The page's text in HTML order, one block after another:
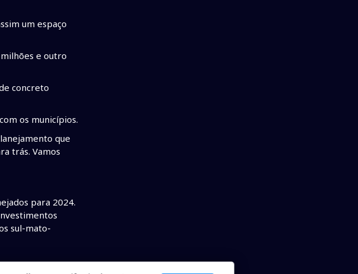
um espaço
e outro
concreto
os municípios.
que
trás. Vamos
para 2024.
sul-mato-